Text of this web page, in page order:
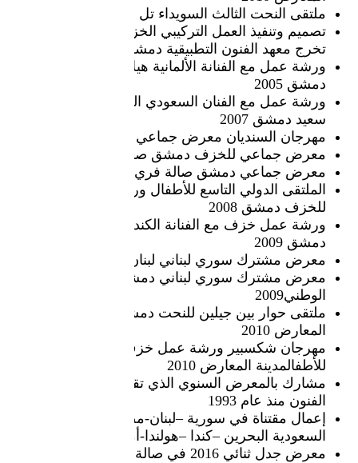
ملتقى النحت الثالث السويداء تل جلجلة 2010
تصميم وتنفيذ العمل التركيبي الخزفي لطلاب
تخرج معهد الفنون التطبيقية دمشق القلعة 2004
ورشة عمل مع الفنانة الألمانية هيلا برينت
دمشق 2005
ورشة عمل مع الفنان السعودي الخزاف عمار
سعيد دمشق 2007
مهرجان السنديان معرض جماعي جبلة 2007
معرض جماعي للخزف دمشق صالة رؤى 2008
معرض جماعي دمشق صالة فري هاند 2008
الملتقى الدولي التاسع للأطفال ورشة عمل
للخزف دمشق 2008
ورشة عمل خزف مع الفنانة الكندية ماري
دمشق 2009
معرض مشترك سوري لبناني لبنان بيروت 2009
معرض مشترك سوري لبناني دمشق المتحف
الوطني2009
ملتقى حوار بين جيلين للنحت دمشق مدينة
المعارض 2010
مهرجان شكسبير ورشة عمل خزف
للأطفالمدينة المعارض 2010
مشارك بالمعرض السنوي الذي تقيمه مديرية
الفنون منذ عام 1993
إعمال مقتناة في سورية –لبنان-مصر- الأردن-
السعودية البحرين –كندا –هولندا-أميركا
معرض جدل ثنائي 2016 في صالة الف نون